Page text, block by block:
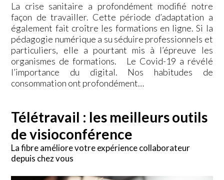
La crise sanitaire a profondément modifié notre
façon de travailler. Cette période d’adaptation a
également fait croître les formations en ligne. Si la
pédagogie numérique a su séduire professionnels et
particuliers, elle a pourtant mis à l’épreuve les
organismes de formations. Le Covid-19 a révélé
l’importance du digital. Nos habitudes de
consommation ont profondément…
Télétravail : les meilleurs outils
de visioconférence
La fibre améliore votre expérience collaborateur
depuis chez vous